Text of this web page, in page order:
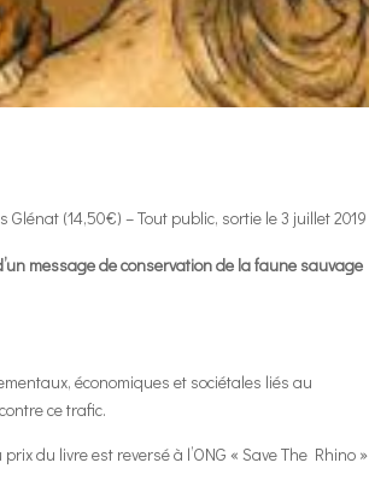
(14,50€) – Tout public, sortie le 3 juillet 2019
message de conservation de la faune sauvage
économiques et sociétales liés au
ce trafic.
du livre est reversé à l’ONG « Save The Rhino »